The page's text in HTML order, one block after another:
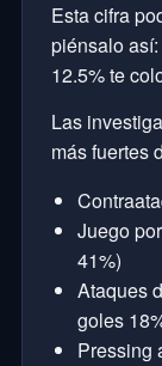
Esta cifra
piénsalo
12.5% te
Las
más fuertes
Juego
41%)
Ataques
goles
Pressing